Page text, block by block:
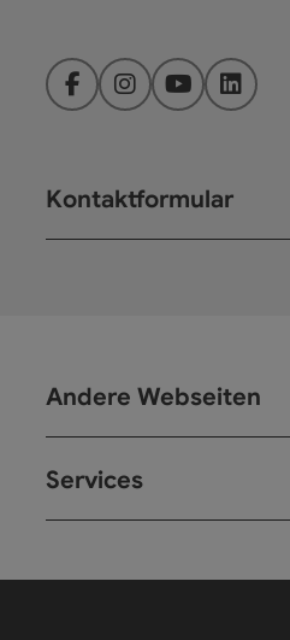
FacebookInstagramYouTubeLinkedIn
Kontaktformular
Andere Webseiten
Services